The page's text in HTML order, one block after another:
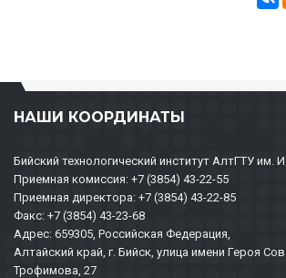
НАШИ КООРДИНАТЫ
Бийский технологический институт АлтГТУ им.
Приемная комиссия: +7 (3854) 43-22-55
Приемная директора: +7 (3854) 43-22-85
Факс: +7 (3854) 43-23-68
Адрес: 659305, Российская Федерация,
Алтайский край, г. Бийск, улица имени Героя
Трофимова, 27